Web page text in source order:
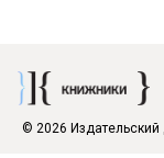
© 2026